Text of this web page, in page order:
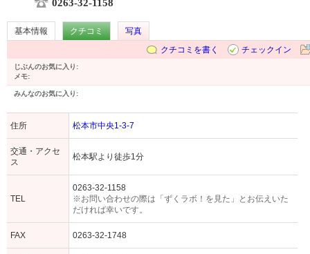
0263-32-1158
基本情報 クチコミ
写真
クチコミを書く
チェックイン
じぶんのお気に入り:
メモ:
みんなのお気に入り:
住所 松本市中央1-3-7
交通・アクセ
ス
松本駅より徒歩1分
TEL
0263-32-1158
※お問い合わせの際は「ずくラボ！を見た」とお伝えいた
だければ幸いです。
FAX 0263-32-1748